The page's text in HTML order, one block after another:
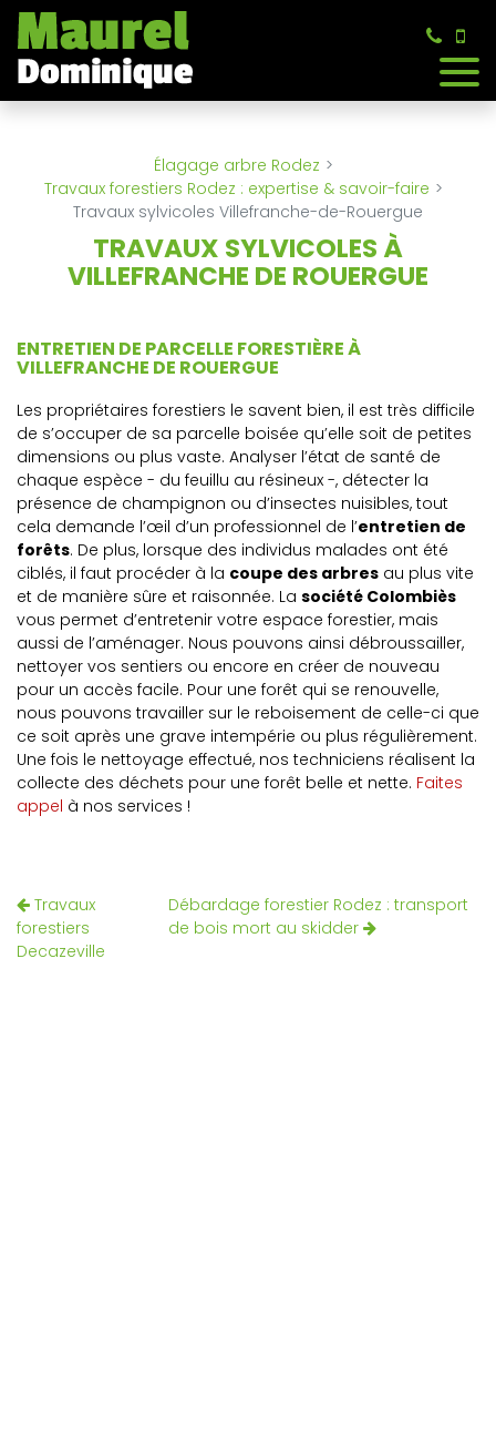
Élagage arbre Rodez
Travaux forestiers Rodez : expertise & savoir-faire
Travaux sylvicoles Villefranche-de-Rouergue
TRAVAUX SYLVICOLES À
VILLEFRANCHE DE ROUERGUE
ENTRETIEN DE PARCELLE FORESTIÈRE À
VILLEFRANCHE DE ROUERGUE
Les propriétaires forestiers le savent bien, il est très difficile
de s’occuper de sa parcelle boisée qu’elle soit de petites
dimensions ou plus vaste. Analyser l’état de santé de
chaque espèce - du feuillu au résineux -, détecter la
présence de champignon ou d’insectes nuisibles, tout
cela demande l’œil d’un professionnel de l’entretien de
forêts. De plus, lorsque des individus malades ont été
ciblés, il faut procéder à la coupe des arbres au plus vite
et de manière sûre et raisonnée. La société Colombiès
vous permet d’entretenir votre espace forestier, mais
aussi de l’aménager. Nous pouvons ainsi débroussailler,
nettoyer vos sentiers ou encore en créer de nouveau
pour un accès facile. Pour une forêt qui se renouvelle,
nous pouvons travailler sur le reboisement de celle-ci que
ce soit après une grave intempérie ou plus régulièrement.
Une fois le nettoyage effectué, nos techniciens réalisent la
collecte des déchets pour une forêt belle et nette. Faites
appel à nos services !
Travaux
forestiers
Decazeville
Débardage forestier Rodez : transport
de bois mort au skidder
Panneau de gestion des cookies